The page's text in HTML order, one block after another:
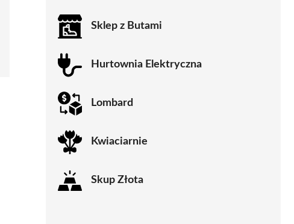
Sklep z Butami
Hurtownia Elektryczna
Lombard
Kwiaciarnie
Skup Złota